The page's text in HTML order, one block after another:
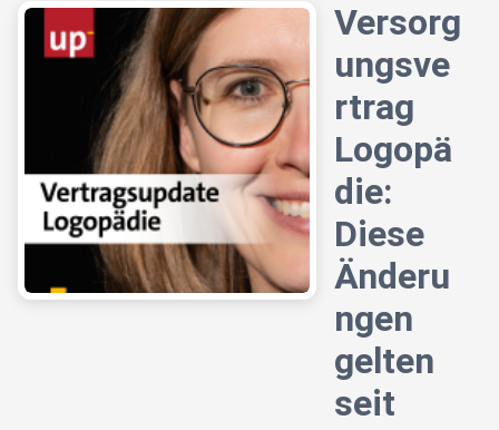
Versorg
ungsve
rtrag
Logopä
die:
Diese
Änderu
ngen
gelten
seit